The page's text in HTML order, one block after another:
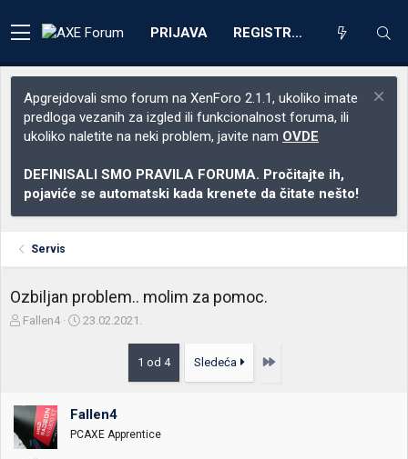
PRIJAVA REGISTRACIJA
Apgrejdovali smo forum na XenForo 2.1.1, ukoliko imate
predloga vezanih za izgled ili funkcionalnost foruma, ili
ukoliko naletite na neki problem, javite nam OVDE
DEFINISALI SMO PRAVILA FORUMA. Pročitajte ih,
pojaviće se automatski kada krenete da čitate nešto!
Servis
Ozbiljan problem.. molim za pomoc.
Z
i
t
Fallen4
D
o
k
23.02.2021.
1 od 4 Sledeća Poslednja
Fallen4
PCAXE Apprentice